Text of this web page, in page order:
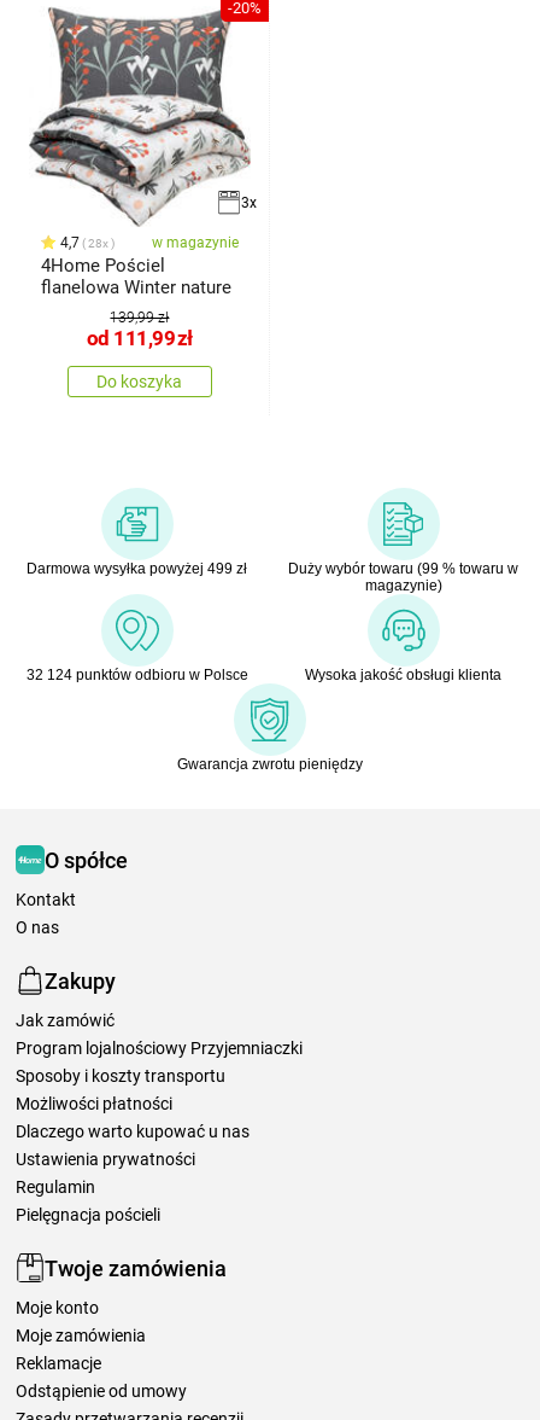
-20%
3x
4,7 28x w magazynie
4Home Pościel
flanelowa Winter nature
139,99 zł
od 111,99zł
Do koszyka
Darmowa wysyłka powyżej 499 zł
Duży wybór towaru (99 % towaru w
magazynie)
32 124 punktów odbioru w Polsce Wysoka jakość obsługi klienta
Gwarancja zwrotu pieniędzy
O spółce
Kontakt
O nas
Zakupy
Jak zamówić
Program lojalnościowy Przyjemniaczki
Sposoby i koszty transportu
Możliwości płatności
Dlaczego warto kupować u nas
Ustawienia prywatności
Regulamin
Pielęgnacja pościeli
Twoje zamówienia
Moje konto
Moje zamówienia
Reklamacje
Odstąpienie od umowy